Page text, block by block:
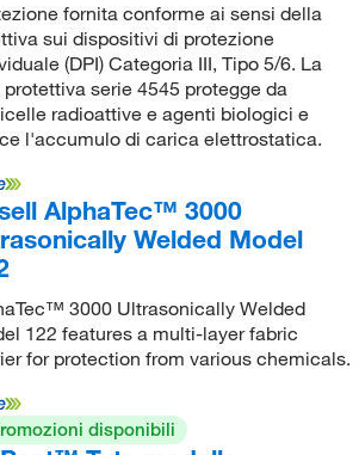
fornita conforme ai sensi della
sui dispositivi di protezione
(DPI) Categoria III, Tipo 5/6. La
serie 4545 protegge da
radioattive e agenti biologici e
l'accumulo di carica elettrostatica.
AlphaTec™ 3000
Welded Model
3000 Ultrasonically Welded
122 features a multi-layer fabric
for protection from various chemicals.
disponibili